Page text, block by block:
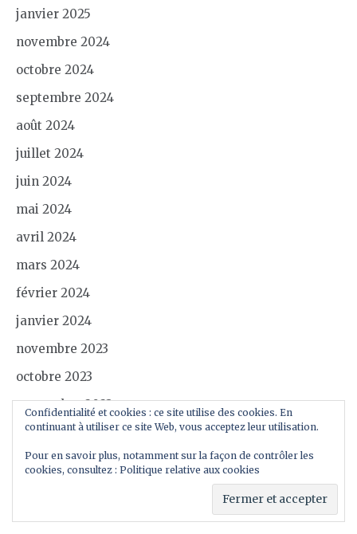
janvier 2025
novembre 2024
octobre 2024
septembre 2024
août 2024
juillet 2024
juin 2024
mai 2024
avril 2024
mars 2024
février 2024
janvier 2024
novembre 2023
octobre 2023
septembre 2023
août 2023
juillet 2023
Confidentialité et cookies : ce site utilise des cookies. En
continuant à utiliser ce site Web, vous acceptez leur utilisation.
Pour en savoir plus, notamment sur la façon de contrôler les
cookies, consultez : Politique relative aux cookies